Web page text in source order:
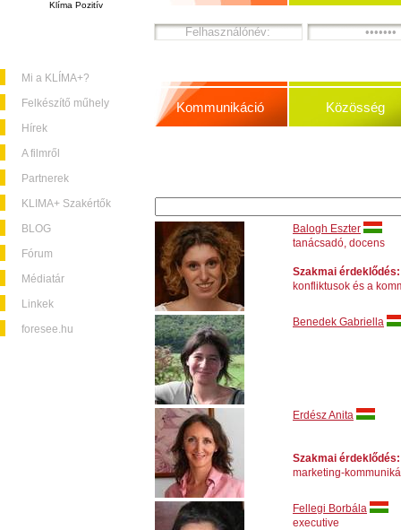
Klíma Pozitív
Mi a KLÍMA+?
Felkészítő műhely
Hírek
A filmről
Partnerek
KLIMA+ Szakértők
BLOG
Fórum
Médiatár
Linkek
foresee.hu
Kommunikáció Közösség
Balogh Eszter
tanácsadó, docens
Szakmai érdeklődés:
konfliktusok és a
Benedek Gabriella
Erdész Anita
Szakmai érdeklődés:
marketing-
Fellegi Borbála
executive